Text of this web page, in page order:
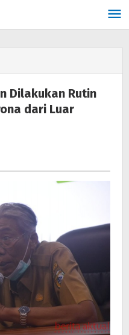
Dilakukan Rutin
dari Luar